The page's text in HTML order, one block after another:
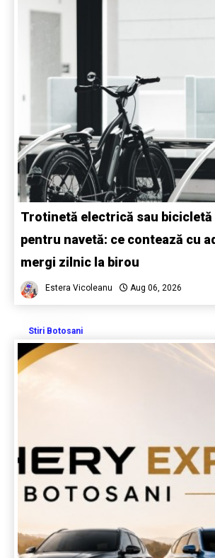
Trotinetă electrică sau
pentru navetă: ce contează cu
mergi zilnic la birou
Estera Vicoleanu Aug 06, 2026
Stiri Botosani